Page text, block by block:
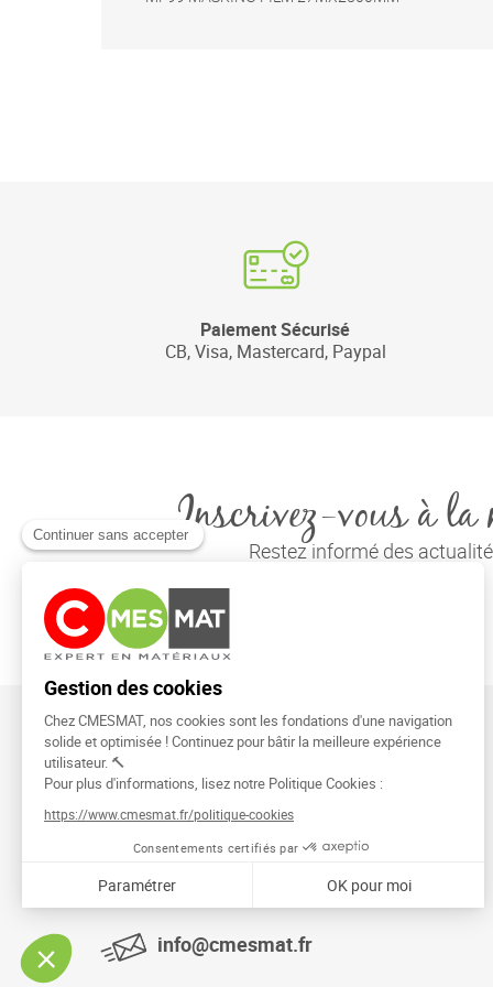
Paiement Sécurisé
CB, Visa, Mastercard, Paypal
Inscrivez-vous à la
Restez informé des
CMESMAT
91026 EVRY COURCOURONNES
info@cmesmat.fr